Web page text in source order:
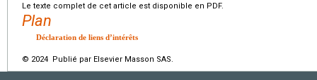
Le texte complet de cet article est disponible en PDF.
Plan
Déclaration de liens d’intérêts
© 2024 Publié par Elsevier Masson SAS.